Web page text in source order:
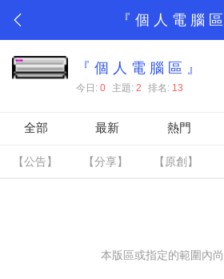
『 個 人 電 腦 區
『 個 人 電 腦 區 』
今日: 0 主題: 2 排名: 13
全部 最新 熱門
【公告】 【分享】 【原創】
本版區或指定的範圍內